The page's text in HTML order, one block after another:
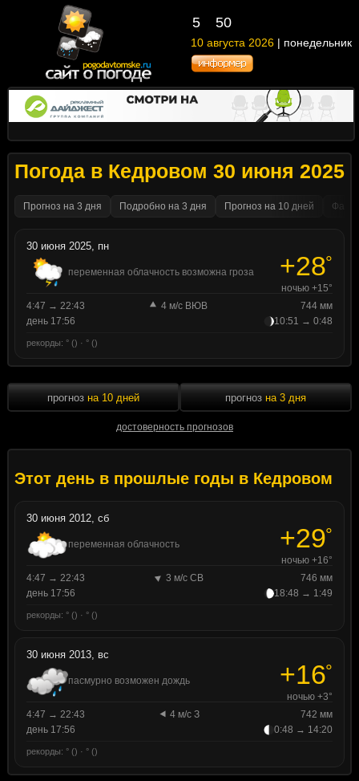
5 50
10 августа 2026 | понедельник
Погода в Кедровом 30 июня 2025
Прогноз на 3 дня Подробно на 3 дня Прогноз на 10 дней
30 июня 2025, пн
переменная облачность возможна гроза +28°
ночью +15°
4:47 → 22:43
4 м/с ВЮВ
744 мм
день 17:56
10:51 → 0:48
рекорды: ° () · ° ()
прогноз на 10 дней
достоверность прогнозов
прогноз на 3 дня
Этот день в прошлые годы в Кедровом
30 июня 2012, сб
переменная облачность +29°
ночью +16°
4:47 → 22:43
3 м/с СВ
746 мм
день 17:56
18:48 → 1:49
рекорды: ° () · ° ()
30 июня 2013, вс
пасмурно возможен дождь +16°
ночью +3°
4:47 → 22:43
4 м/с З
742 мм
день 17:56
0:48 → 14:20
рекорды: ° () · ° ()